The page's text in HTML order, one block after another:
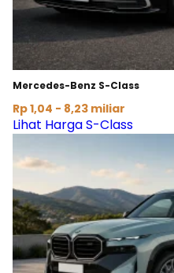
Mercedes-Benz S-Class
Rp 1,04 - 8,23 miliar
Lihat Harga S-Class